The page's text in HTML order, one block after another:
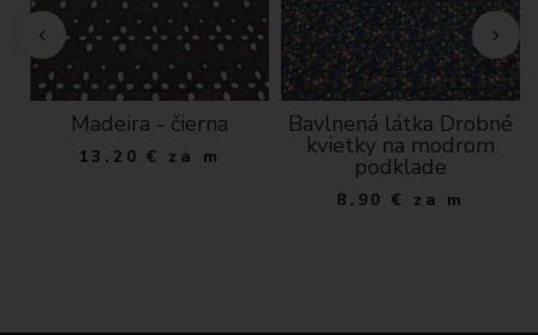
Madeira - čierna
13.20 € za m
Bavlnená látka Drobné
kvietky na modrom
podklade
8.90 € za m